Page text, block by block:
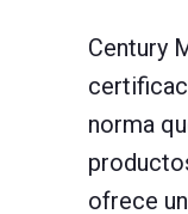
t
Century
norma
ofrece